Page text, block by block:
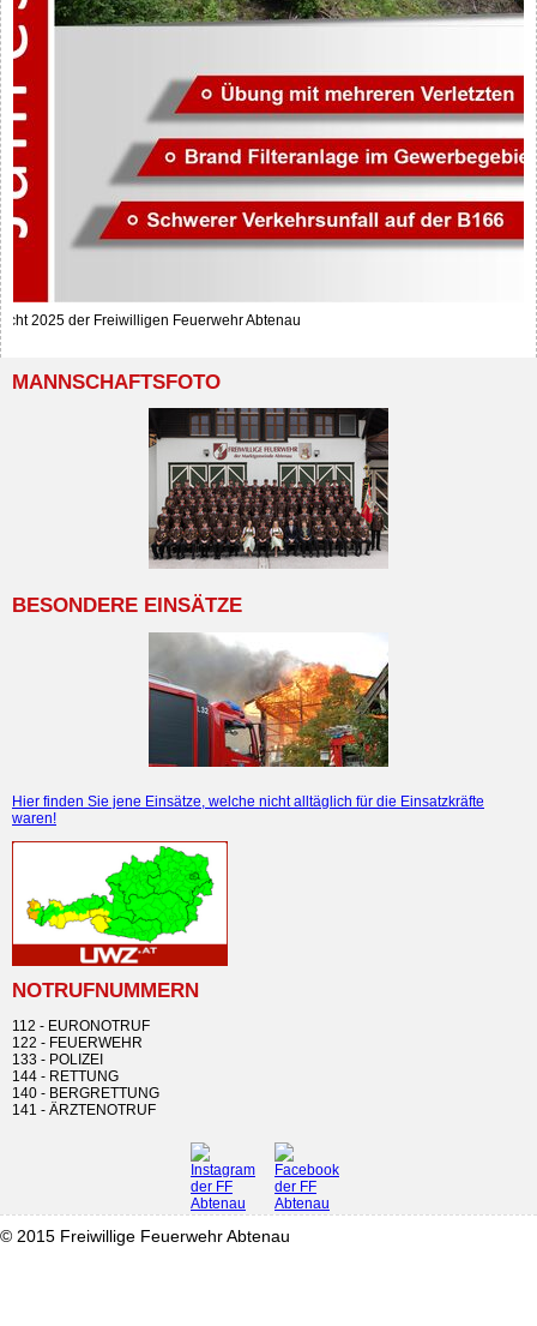
2025 der Freiwilligen Feuerwehr Abtenau
MANNSCHAFTSFOTO
BESONDERE EINSÄTZE
Hier finden Sie jene Einsätze, welche nicht alltäglich für die Einsatzkräfte
waren!
NOTRUFNUMMERN
112 - EURONOTRUF
122 - FEUERWEHR
133 - POLIZEI
144 - RETTUNG
140 - BERGRETTUNG
141 - ÄRZTENOTRUF
© 2015 Freiwillige Feuerwehr Abtenau